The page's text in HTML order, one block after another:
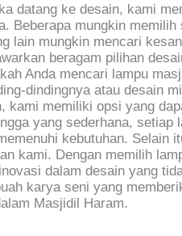
datang ke desain, kami
Beberapa mungkin
lain mungkin mencari
beragam pilihan
Anda mencari lampu
dindingnya atau desain
kami memiliki opsi yang
yang sederhana,
kebutuhan. Selain
kami. Dengan memilih
dalam desain yang
karya seni yang
Masjidil Haram.